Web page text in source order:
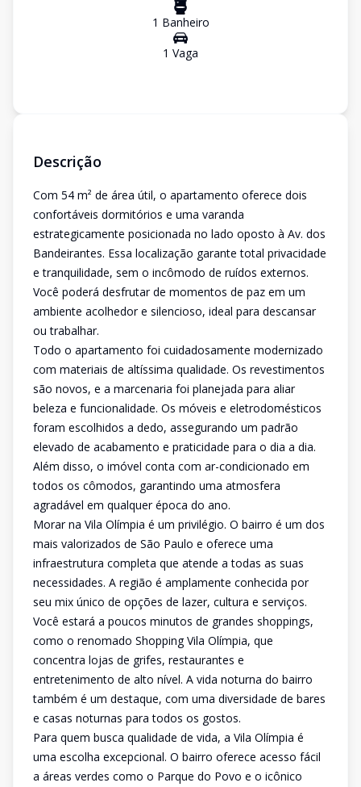
1 Banheiro
1 Vaga
Descrição
Com 54 m² de área útil, o apartamento oferece dois
confortáveis dormitórios e uma varanda
estrategicamente posicionada no lado oposto à Av. dos
Bandeirantes. Essa localização garante total privacidade
e tranquilidade, sem o incômodo de ruídos externos.
Você poderá desfrutar de momentos de paz em um
ambiente acolhedor e silencioso, ideal para descansar
ou trabalhar.
Todo o apartamento foi cuidadosamente modernizado
com materiais de altíssima qualidade. Os revestimentos
são novos, e a marcenaria foi planejada para aliar
beleza e funcionalidade. Os móveis e eletrodomésticos
foram escolhidos a dedo, assegurando um padrão
elevado de acabamento e praticidade para o dia a dia.
Além disso, o imóvel conta com ar-condicionado em
todos os cômodos, garantindo uma atmosfera
agradável em qualquer época do ano.
Morar na Vila Olímpia é um privilégio. O bairro é um dos
mais valorizados de São Paulo e oferece uma
infraestrutura completa que atende a todas as suas
necessidades. A região é amplamente conhecida por
seu mix único de opções de lazer, cultura e serviços.
Você estará a poucos minutos de grandes shoppings,
como o renomado Shopping Vila Olímpia, que
concentra lojas de grifes, restaurantes e
entretenimento de alto nível. A vida noturna do bairro
também é um destaque, com uma diversidade de bares
e casas noturnas para todos os gostos.
Para quem busca qualidade de vida, a Vila Olímpia é
uma escolha excepcional. O bairro oferece acesso fácil
a áreas verdes como o Parque do Povo e o icônico